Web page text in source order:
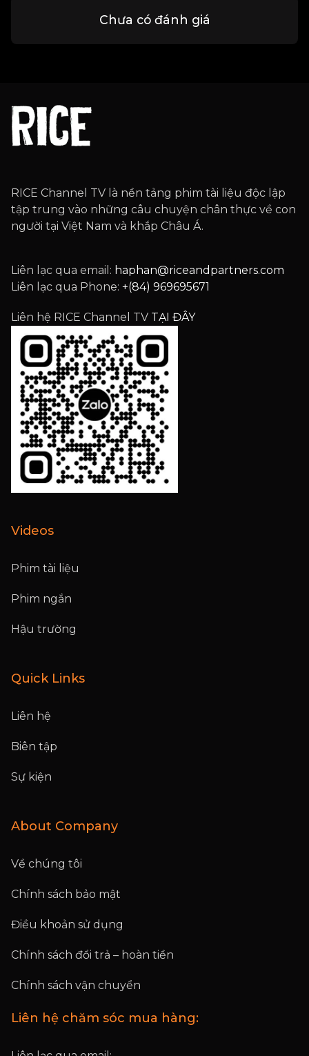
Chưa có đánh giá
RICE Channel TV là nền tảng phim tài liệu độc lập
tập trung vào những câu chuyện chân thực về con
người tại Việt Nam và khắp Châu Á.
Liên lạc qua email: haphan@riceandpartners.com
Liên lạc qua Phone: +(84) 969695671
Liên hệ RICE Channel TV TẠI ĐÂY
Videos
Phim tài liệu
Phim ngắn
Hậu trường
Quick Links
Liên hệ
Biên tập
Sự kiện
About Company
Về chúng tôi
Chính sách bảo mật
Điều khoản sử dụng
Chính sách đổi trả – hoàn tiền
Chính sách vận chuyển
Liên hệ chăm sóc mua hàng: